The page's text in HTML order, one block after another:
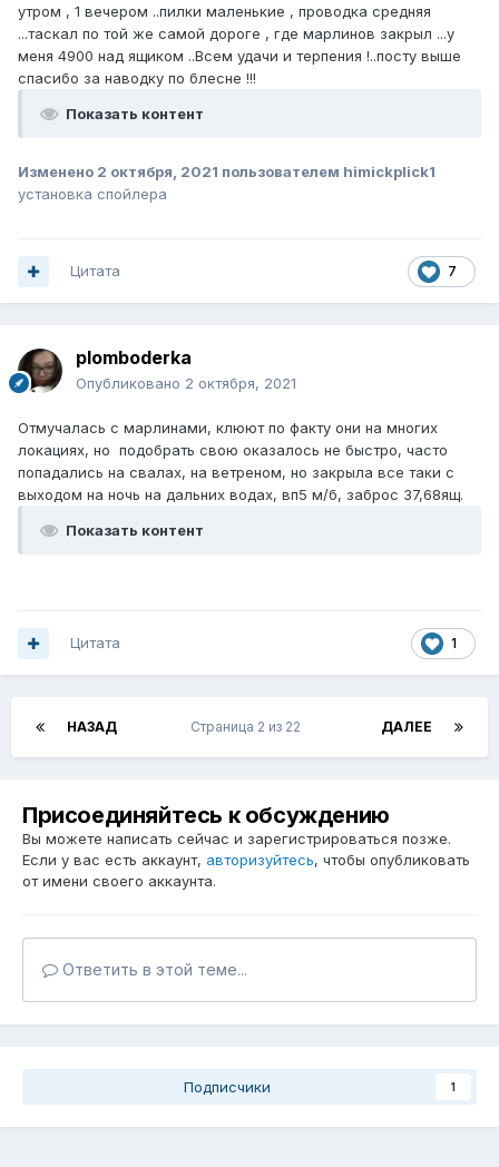
утром , 1 вечером ..пилки маленькие , проводка средняя
...таскал по той же самой дороге , где марлинов закрыл ...у
меня 4900 над ящиком ..Всем удачи и терпения !..посту выше
спасибо за наводку по блесне !!!
Показать контент
Изменено 2 октября, 2021 пользователем himickplick1
установка спойлера
7
Цитата
plomboderka
Опубликовано 2 октября, 2021
Отмучалась с марлинами, клюют по факту они на многих
локациях, но подобрать свою оказалось не быстро, часто
попадались на свалах, на ветреном, но закрыла все таки с
выходом на ночь на дальних водах, вп5 м/б, заброс 37,68ящ.
Показать контент
1
Цитата
НАЗАД ДАЛЕЕ
Страница 2 из 22
Присоединяйтесь к обсуждению
Вы можете написать сейчас и зарегистрироваться позже.
Если у вас есть аккаунт, авторизуйтесь, чтобы опубликовать
от имени своего аккаунта.
Ответить в этой теме...
Подписчики 1